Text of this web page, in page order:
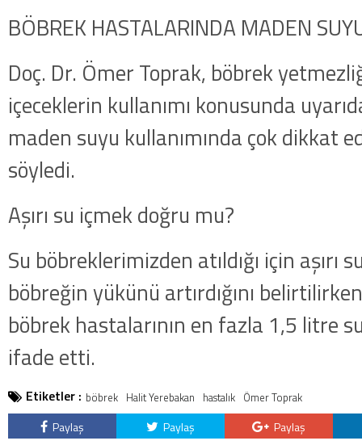
BÖBREK HASTALARINDA MADEN
Doç. Dr. Ömer Toprak, böbrek
içeceklerin kullanımı konusunda
maden suyu kullanımında çok dikkat
söyledi.
Aşırı su içmek doğru mu?
Su böbreklerimizden atıldığı için aşırı
böbreğin yükünü artırdığını
böbrek hastalarının en fazla 1,5 litre
ifade etti.
Etiketler : böbrek Halit Yerebakan hastalık Ömer Toprak
Paylaş Paylaş Paylaş